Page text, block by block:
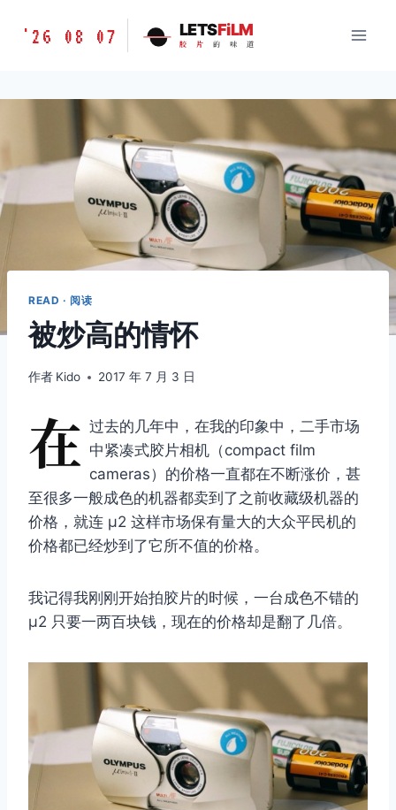
胶
味
LETSFILM
'26 08 07 LETSFiLM
胶 片 的 味 道
READ · 阅读
被炒高的情怀
作者 Kido 2017 年 7 月 3 日
在 过去的几年中，在我的印象中，二手市场
中紧凑式胶片相机（compact film
cameras）的价格一直都在不断涨价，甚
至很多一般成色的机器都卖到了之前收藏级机器的
价格，就连 μ2 这样市场保有量大的大众平民机的
价格都已经炒到了它所不值的价格。
我记得我刚刚开始拍胶片的时候，一台成色不错的
μ2 只要一两百块钱，现在的价格却是翻了几倍。